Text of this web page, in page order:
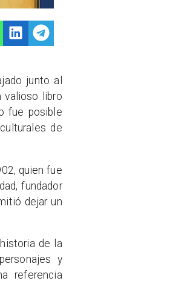
junto al
valioso libro
fue posible
de
quien fue
fundador
dejar un
de la
y
referencia